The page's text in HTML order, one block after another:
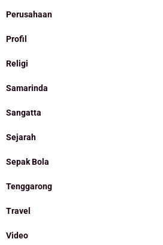
Perusahaan
Profil
Religi
Samarinda
Sangatta
Sejarah
Sepak Bola
Tenggarong
Travel
Video